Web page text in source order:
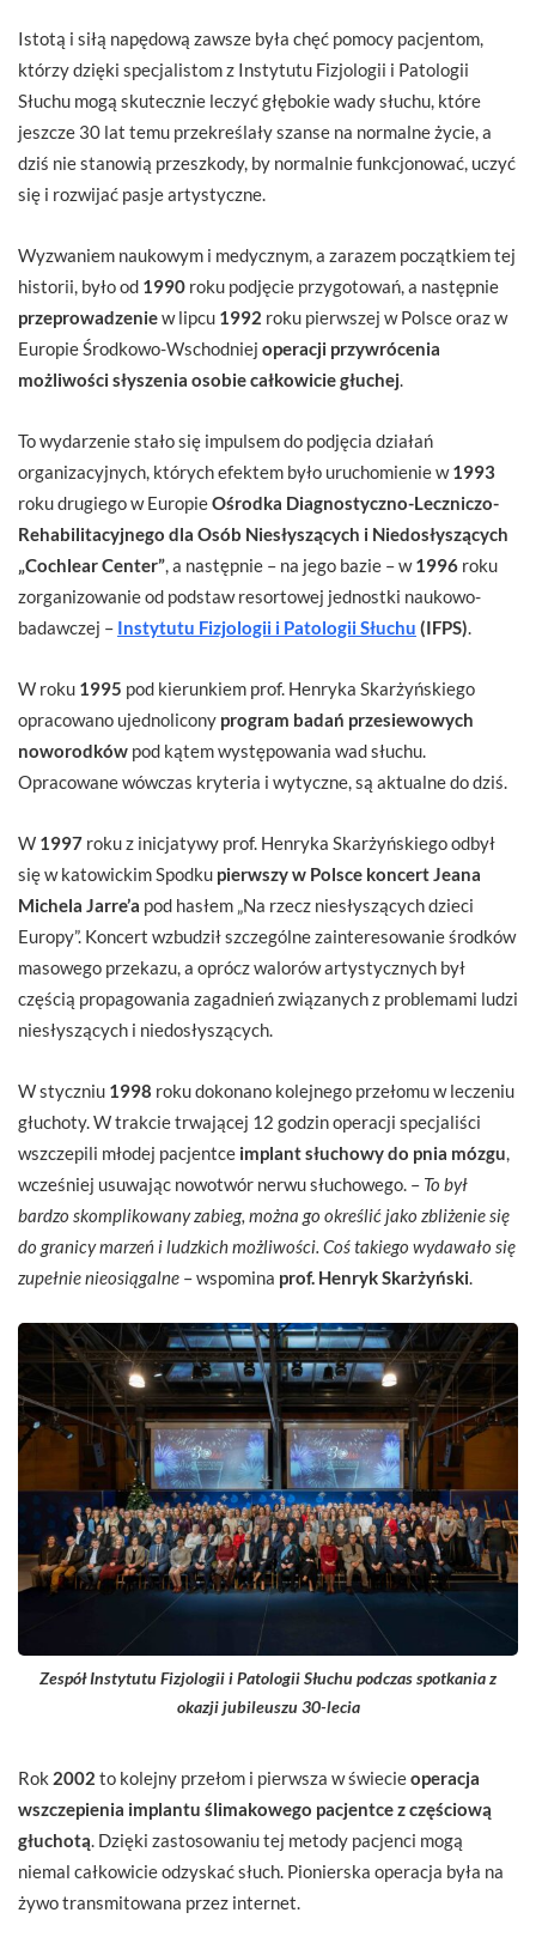
Istotą i siłą napędową zawsze była chęć pomocy pacjentom,
którzy dzięki specjalistom z Instytutu Fizjologii i Patologii
Słuchu mogą skutecznie leczyć głębokie wady słuchu, które
jeszcze 30 lat temu przekreślały szanse na normalne życie, a
dziś nie stanowią przeszkody, by normalnie funkcjonować, uczyć
się i rozwijać pasje artystyczne.
Wyzwaniem naukowym i medycznym, a zarazem początkiem tej
historii, było od 1990 roku podjęcie przygotowań, a następnie
przeprowadzeniew lipcu 1992 roku pierwszej w Polsce oraz w
Europie Środkowo-Wschodniej operacji przywrócenia
możliwości słyszenia osobie całkowicie głuchej
To wydarzenie stało się impulsem do podjęcia działań
organizacyjnych, których efektem było uruchomienie w1993
roku drugiego w EuropieOśrodka Diagnostyczno-Leczniczo-
Rehabilitacyjnego dla Osób Niesłyszących i Niedosłyszących
„Cochlear Center” , a następnie – na jego bazie – w1996 roku
zorganizowanie od podstaw resortowej jednostki naukowo-
badawczej – Instytutu Fizjologii i Patologii Słuchu (IFPS)
W roku 1995 pod kierunkiem prof. Henryka Skarżyńskiego
opracowano ujednolicony program badań przesiewowych
noworodków pod kątem występowania wad słuchu.
Opracowane wówczas kryteria i wytyczne, są aktualne do dziś.
W 1997 roku z inicjatywy prof. Henryka Skarżyńskiego odbył
się w katowickim Spodku pierwszy w Polsce koncert Jeana
Michela Jarre’a pod hasłem „Na rzecz niesłyszących dzieci
Europy”. Koncert wzbudził szczególne zainteresowanie środków
masowego przekazu, a oprócz walorów artystycznych był
częścią propagowania zagadnień związanych z problemami ludzi
niesłyszących i niedosłyszących.
W styczniu 1998 roku dokonano kolejnego przełomu w leczeniu
głuchoty. W trakcie trwającej 12 godzin operacji specjaliści
wszczepili młodej pacjentce implant słuchowy do pnia mózgu
wcześniej usuwając nowotwór nerwu słuchowego. – To był
bardzo skomplikowany zabieg, można go określić jako zbliżenie się
do granicy marzeń i ludzkich możliwości. Coś takiego wydawało się
zupełnie nieosiągalne – wspomina prof. Henryk Skarżyński
Zespół Instytutu Fizjologii i Patologii Słuchu podczas spotkania z
okazji jubileuszu 30-lecia
Rok 2002 to kolejny przełom i pierwsza w świecieoperacja
wszczepienia implantu ślimakowego pacjentce z częściową
głuchotą. Dzięki zastosowaniu tej metody pacjenci mogą
niemal całkowicie odzyskać słuch. Pionierska operacja była na
żywo transmitowana przez internet.